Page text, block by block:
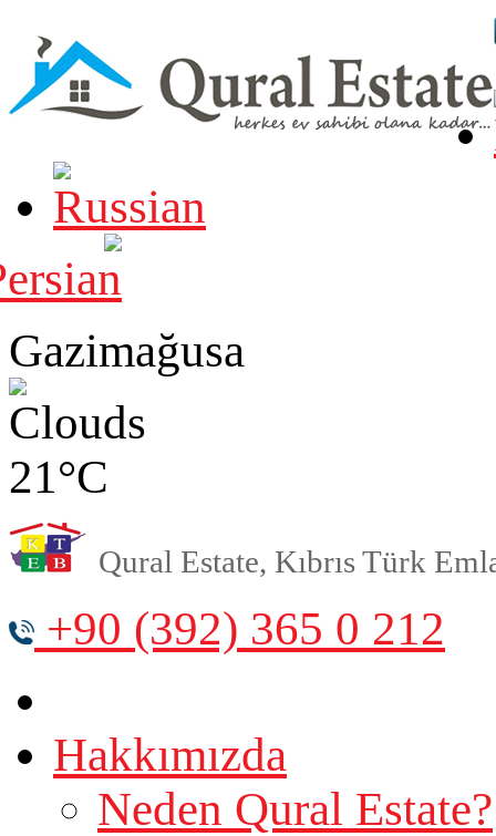
Gazimağusa
21°C
Qural Estate, Kıbrıs Türk
+90 (392) 365 0 212
Hakkımızda
Neden Qural Estate?